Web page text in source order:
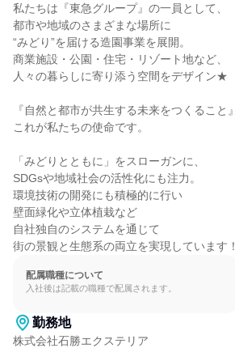
私たちは『東急グループ』の一員として、
都市や地域のさまざまな場所に
“みどり”を届ける造園事業を展開。
商業施設・公園・住宅・リゾート地など、
人々の暮らしに寄り添う空間をデザイン★
『自然と都市が共生する未来をつくること』
これが私たちの使命です。
「みどりとともに」をスローガンに、
SDGsや地域社会の活性化にも注力。
環境技術の開発にも積極的に行い
壁面緑化や立体植栽など
自社独自のシステムを通じて
街の景観と生態系の両立を実現しています！
配属職種について
入社後は記載の職種で配属されます。
勤務地
株式会社石勝エクステリア